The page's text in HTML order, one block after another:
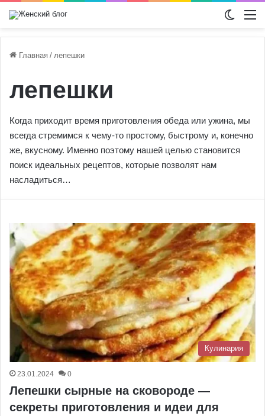
Главная / лепешки
лепешки
Когда приходит время приготовления обеда или ужина, мы
всегда стремимся к чему-то простому, быстрому и, конечно
же, вкусному. Именно поэтому нашей целью становится
поиск идеальных рецептов, которые позволят нам
насладиться…
Кулинария
23.01.2024 0
Лепешки сырные на сковороде —
секреты приготовления и идеи для